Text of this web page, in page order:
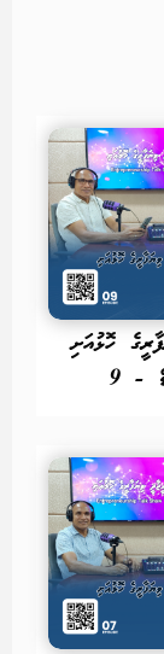
ހޮޅުއަށި
9